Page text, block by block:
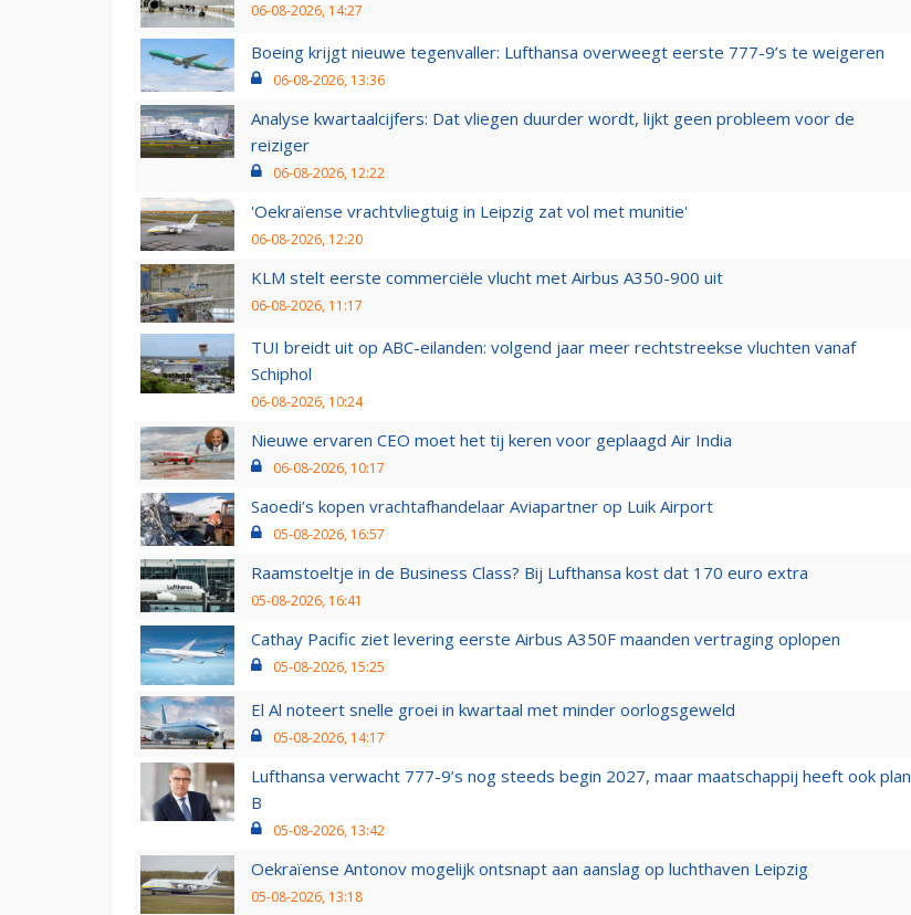
06-08-2026, 14:27
Boeing krijgt nieuwe tegenvaller: Lufthansa overweegt eerste 777-9’s te weigeren
06-08-2026, 13:36
Analyse kwartaalcijfers: Dat vliegen duurder wordt, lijkt geen probleem voor de
reiziger
06-08-2026, 12:22
'Oekraïense vrachtvliegtuig in Leipzig zat vol met munitie'
06-08-2026, 12:20
KLM stelt eerste commerciële vlucht met Airbus A350-900 uit
06-08-2026, 11:17
TUI breidt uit op ABC-eilanden: volgend jaar meer rechtstreekse vluchten vanaf
Schiphol
06-08-2026, 10:24
Nieuwe ervaren CEO moet het tij keren voor geplaagd Air India
06-08-2026, 10:17
Saoedi’s kopen vrachtafhandelaar Aviapartner op Luik Airport
05-08-2026, 16:57
Raamstoeltje in de Business Class? Bij Lufthansa kost dat 170 euro extra
05-08-2026, 16:41
Cathay Pacific ziet levering eerste Airbus A350F maanden vertraging oplopen
05-08-2026, 15:25
El Al noteert snelle groei in kwartaal met minder oorlogsgeweld
05-08-2026, 14:17
Lufthansa verwacht 777-9’s nog steeds begin 2027, maar maatschappij heeft ook plan
B
05-08-2026, 13:42
Oekraïense Antonov mogelijk ontsnapt aan aanslag op luchthaven Leipzig
05-08-2026, 13:18